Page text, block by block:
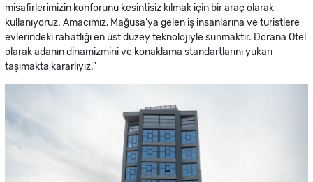
misafirlerimizin konforunu kesintisiz kılmak için bir araç olarak
kullanıyoruz. Amacımız, Mağusa’ya gelen iş insanlarına ve turistlere
evlerindeki rahatlığı en üst düzey teknolojiyle sunmaktır. Dorana Otel
olarak adanın dinamizmini ve konaklama standartlarını yukarı
taşımakta kararlıyız."